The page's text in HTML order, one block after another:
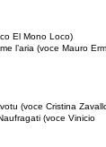
El Mono Loco)
l’aria (voce Mauro
(voce Cristina
(voce Vinicio